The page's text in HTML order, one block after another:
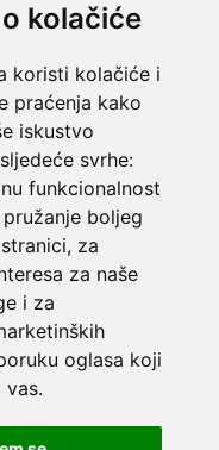
kolačiće
koristi kolačiće i
praćenja kako
iskustvo
svrhe:
funkcionalnost
pružanje boljeg
, za
za naše
i za
oglasa koji
vas.